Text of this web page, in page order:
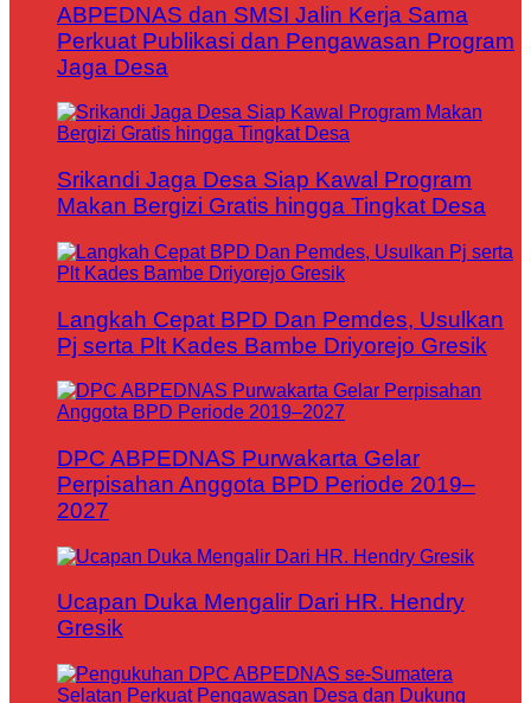
ABPEDNAS dan SMSI Jalin Kerja Sama
Perkuat Publikasi dan Pengawasan Program
Jaga Desa
Srikandi Jaga Desa Siap Kawal Program
Makan Bergizi Gratis hingga Tingkat Desa
Langkah Cepat BPD Dan Pemdes, Usulkan
Pj serta Plt Kades Bambe Driyorejo Gresik
DPC ABPEDNAS Purwakarta Gelar
Perpisahan Anggota BPD Periode 2019–
2027
Ucapan Duka Mengalir Dari HR. Hendry
Gresik